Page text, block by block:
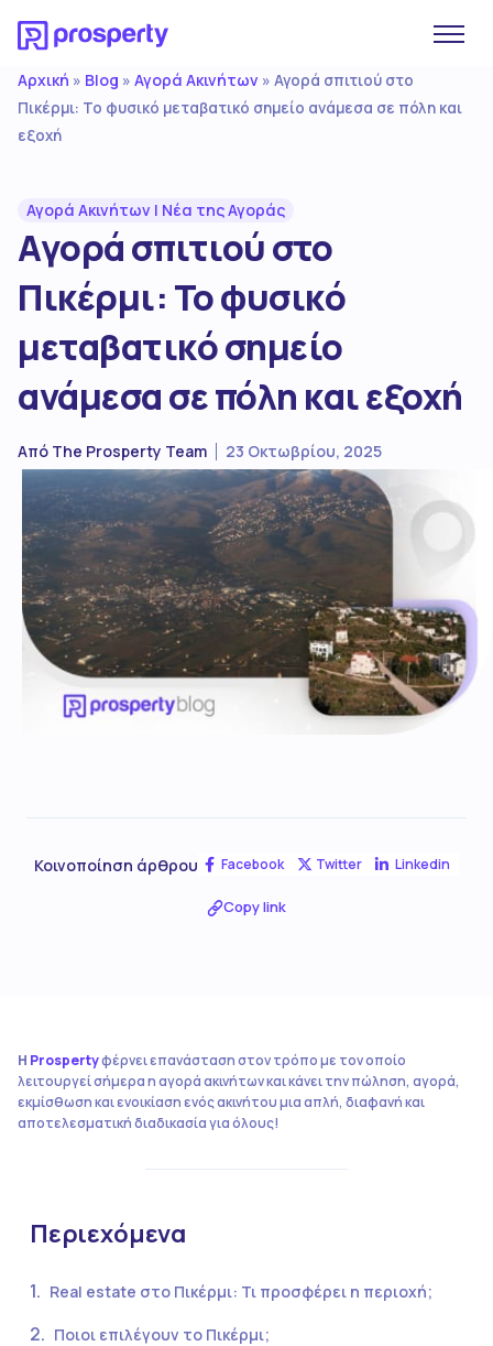
Αρχική » Blog » Αγορά Ακινήτων » Αγορά σπιτιού στο
Πικέρμι: Το φυσικό μεταβατικό σημείο ανάμεσα σε πόλη και
εξοχή
Αγορά Ακινήτων | Νέα της Αγοράς
Αγορά σπιτιού στο
Πικέρμι: Το φυσικό
μεταβατικό σημείο
ανάμεσα σε πόλη και εξοχή
Από The Prosperty Team 23 Οκτωβρίου, 2025
Κοινοποίηση άρθρου Facebook Twitter Linkedin
Copy link
Η Prospertyφέρνει επανάσταση στον τρόπο με τον οποίο
λειτουργεί σήμερα η αγορά ακινήτων και κάνει την πώληση, αγορά,
εκμίσθωση και ενοικίαση ενός ακινήτου μια απλή, διαφανή και
αποτελεσματική διαδικασία για όλους!
Περιεχόμενα
Real estate στο Πικέρμι: Τι προσφέρει η περιοχή;
Ποιοι επιλέγουν το Πικέρμι;